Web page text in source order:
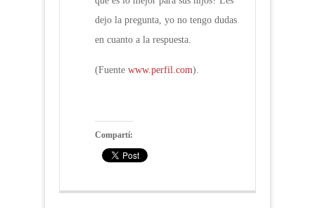
dejo la pregunta, yo no tengo dudas
en cuanto a la respuesta.
(Fuente www.perfil.com).
Compartí: